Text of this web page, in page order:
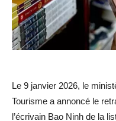
Le 9 janvier 2026, le
Tourisme a annoncé le
l’écrivain Bao Ninh de la